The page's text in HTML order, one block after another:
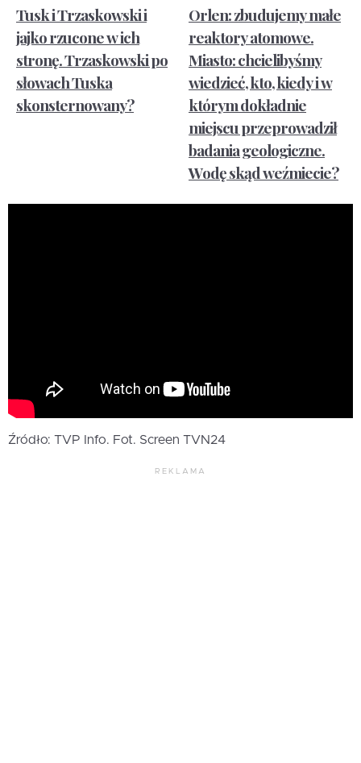
Tusk i Trzaskowski i
jajko rzucone w ich
stronę. Trzaskowski po
słowach Tuska
skonsternowany?
Orlen: zbudujemy małe
reaktory atomowe.
Miasto: chcielibyśmy
wiedzieć, kto, kiedy i w
którym dokładnie
miejscu przeprowadził
badania geologiczne.
Wodę skąd weźmiecie?
Źródło: TVP Info. Fot. Screen TVN24
REKLAMA